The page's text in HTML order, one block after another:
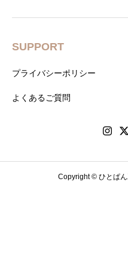
SUPPORT
プライバシーポリシー
よくあるご質問
Copyright © ひとぱ